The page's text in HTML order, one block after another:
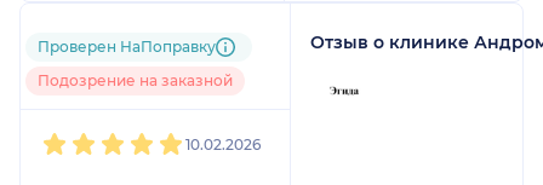
Пользователь
Проверен НаПоправку
Подозрение на заказной
10.02.2026
Отзыв о клинике